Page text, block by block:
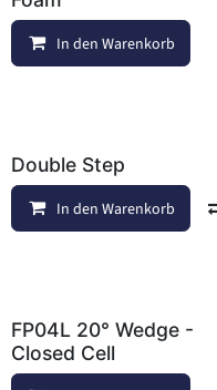
Auf die Wunschliste
In den Warenkorb
Double Step
In den Warenkorb
FP04L 20° Wedge -
Closed Cell